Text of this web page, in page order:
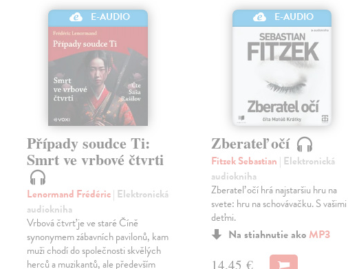
E-AUDIO
Případy soudce Ti:
Smrt ve vrbové čtvrti
Lenormand Frédéric| Elektronická
audiokniha
Vrbová čtvrť je ve staré Číně
synonymem zábavních pavilonů, kam
muži chodí do společnosti skvělých
herců a muzikantů, ale především
E-AUDIO
Zberateľ očí
Fitzek Sebastian | Elektronická
audiokniha
Zberateľ očí hrá najstaršiu hru na
svete: hru na schovávačku. S vašimi
deťmi.
Na stiahnutie ako MP3
14,45 €